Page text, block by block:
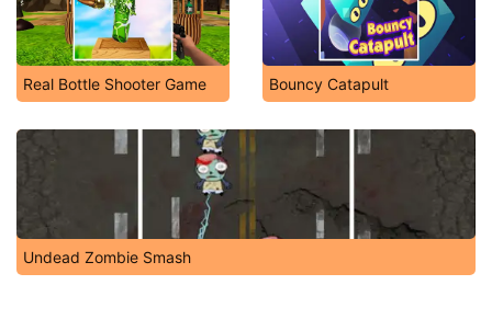
Real Bottle Shooter Game Bouncy Catapult
Undead Zombie Smash